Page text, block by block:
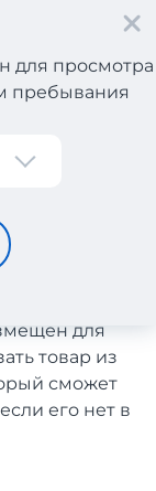
для просмотра
пребывания
с
для
товар из
сможет
его нет в